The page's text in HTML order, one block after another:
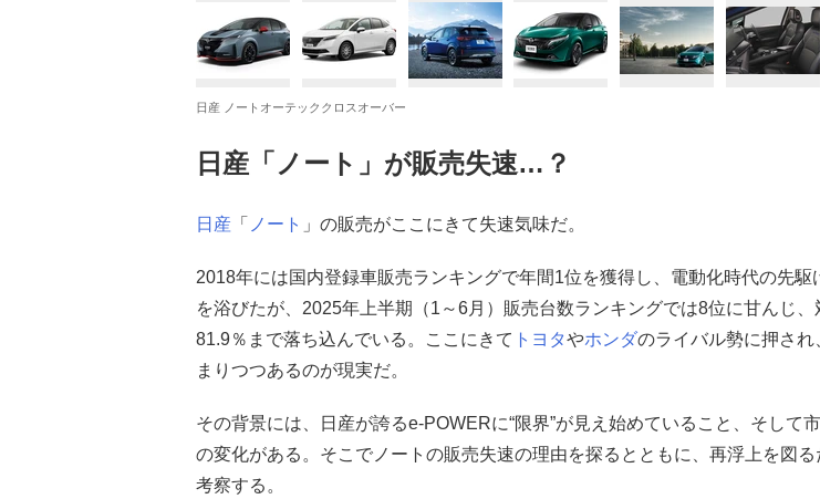
日産 ノートオーテッククロスオーバー
日産「ノート」が販売失速…？
日産 「 ノート 」の販売がここにきて失速気味だ。
2018年には国内登録車販売ランキングで年間1位を獲得し、電動化時代の先駆
を浴びたが、2025年上半期（1～6月）販売台数ランキングでは8位に甘んじ、
81.9％まで落ち込んでいる。ここにきて トヨタやホンダのライバル勢に押され
まりつつあるのが現実だ。
その背景には、日産が誇るe-POWERに“限界”が見え始めていること、そして
の変化がある。そこでノートの販売失速の理由を探るとともに、再浮上を図る
考察する。